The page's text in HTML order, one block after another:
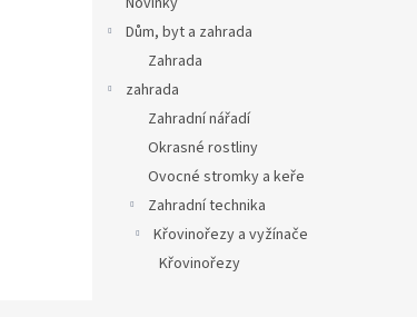
Dům, byt a zahrada
Zahrada
zahrada
Zahradní nářadí
Okrasné rostliny
Ovocné stromky a keře
Zahradní technika
Křovinořezy a vyžínače
Křovinořezy